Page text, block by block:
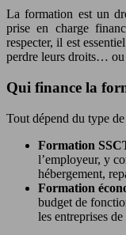
La formation est un
prise en charge
respecter, il est
perdre leurs droits… ou
Qui finance la
Tout dépend du type
Formation
l’employeur, y
hébergement,
Formation
budget de
les entreprises